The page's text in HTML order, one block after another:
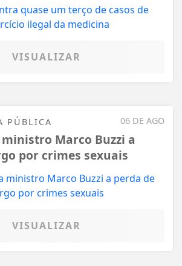
VISUALIZAR
06 DE AGO
PÚBLICA
ministro Marco Buzzi a
por crimes sexuais
VISUALIZAR